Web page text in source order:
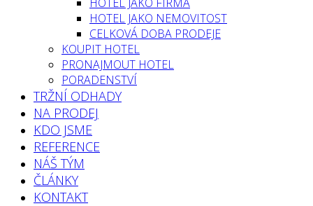
HOTEL JAKO NEMOVITOST
CELKOVÁ DOBA PRODEJE
KOUPIT HOTEL
PRONAJMOUT HOTEL
PORADENSTVÍ
TRŽNÍ ODHADY
NA PRODEJ
KDO JSME
REFERENCE
NÁŠ TÝM
ČLÁNKY
KONTAKT